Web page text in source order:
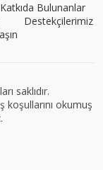
Katkıda Bulunanlar
Destekçilerimiz
saklıdır.
koşullarını okumuş